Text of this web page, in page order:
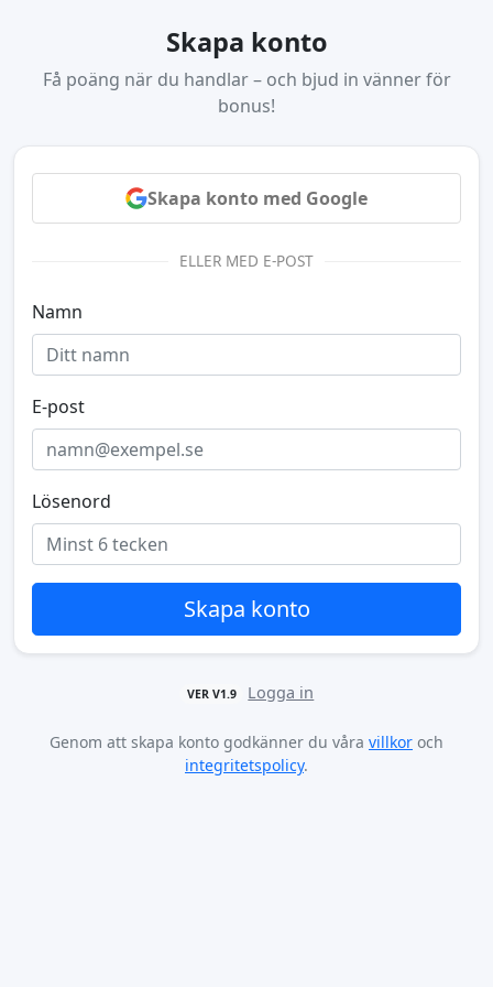
Skapa konto
Få poäng när du handlar – och bjud in vänner för
bonus!
Skapa konto med Google
ELLER MED E-POST
Namn
E-post
Lösenord
Skapa konto
VER V1.9 Logga in
Genom att skapa konto godkänner du våra villkor och
integritetspolicy.